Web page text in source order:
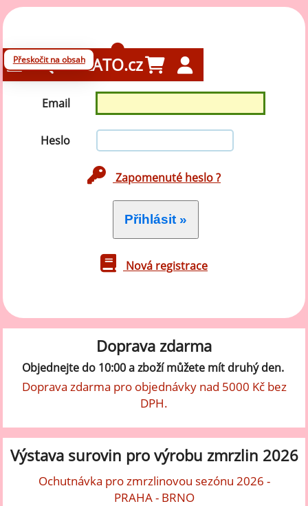
Přeskočit na obsahGELATO.czPřihlášení
Email
Heslo
Zapomenuté heslo ?
Nová registrace
Doprava zdarma
Objednejte do 10:00 a zboží můžete mít druhý den.
Doprava zdarma pro objednávky nad 5000 Kč bez
DPH.
Výstava surovin pro výrobu zmrzlin 2026
Ochutnávka pro zmrzlinovou sezónu 2026 -
PRAHA - BRNO